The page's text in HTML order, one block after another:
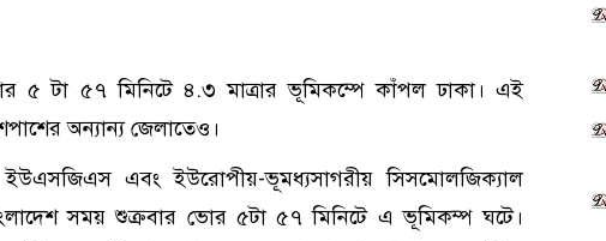
৫ টা ৫৭ মিনিটে ৪.৩ মাত্রার ভূমিকম্পে কাঁপল ঢাকা। এই
অন্যান্য জেলাতেও।
ইউএসজিএস এবং ইউরোপীয়-ভূমধ্যসাগরীয় সিসমোলজিক্যাল
সময় শুক্রবার ভোর ৫টা ৫৭ মিনিটে এ ভূমিকম্প ঘটে।